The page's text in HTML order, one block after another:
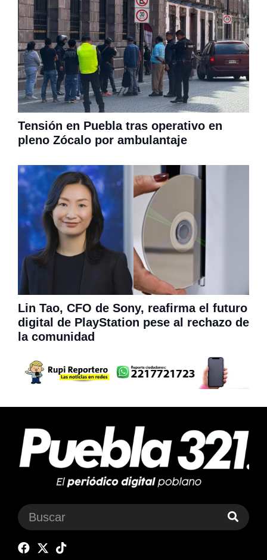
Tensión en Puebla tras operativo en
pleno Zócalo por ambulantaje
Lin Tao, CFO de Sony, reafirma el futuro
digital de PlayStation pese al rechazo de
la comunidad